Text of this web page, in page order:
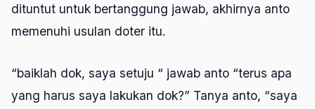
dituntut untuk bertanggung jawab, akhirnya anto
memenuhi usulan doter itu.
“baiklah dok, saya setuju “ jawab anto “terus apa
yang harus saya lakukan dok?” Tanya anto, “saya